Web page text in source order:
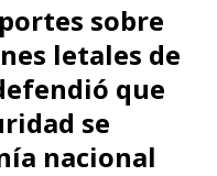
sobre
letales de
que
se
nacional